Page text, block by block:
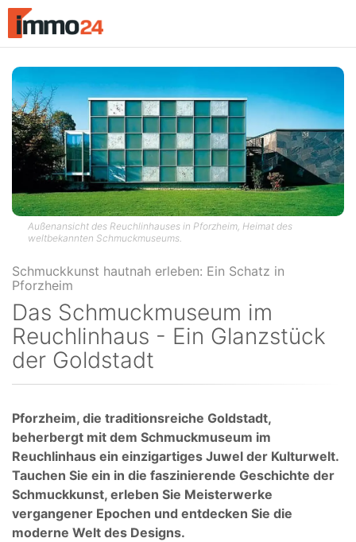
Accessibility
Modus
Navigation
zum
Inhalt
Außenansicht des Reuchlinhauses in Pforzheim, Heimat des
weltbekannten Schmuckmuseums.
Das Schmuckmuseum im
Reuchlinhaus - Ein Glanzstück
der Goldstadt
Pforzheim, die traditionsreiche Goldstadt,
beherbergt mit dem Schmuckmuseum im
Reuchlinhaus ein einzigartiges Juwel der Kulturwelt.
Tauchen Sie ein in die faszinierende Geschichte der
Schmuckkunst, erleben Sie Meisterwerke
vergangener Epochen und entdecken Sie die
moderne Welt des Designs.